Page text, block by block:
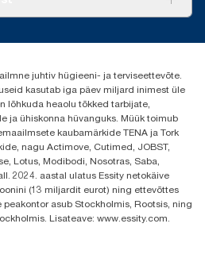
Rae vald
juhtiv hügieeni- ja terviseettevõte.
kasutab iga päev miljard inimest üle
lõhkuda heaolu tõkked tarbijate,
ja ühiskonna hüvanguks. Müük toimub
kaubamärkide TENA ja Tork
nagu Actimove, Cutimed, JOBST,
Lotus, Modibodi, Nosotras, Saba,
2024. aastal ulatus Essity netokäive
(13 miljardit eurot) ning ettevõttes
asub Stockholmis, Rootsis, ning
Lisateave: www.essity.com.